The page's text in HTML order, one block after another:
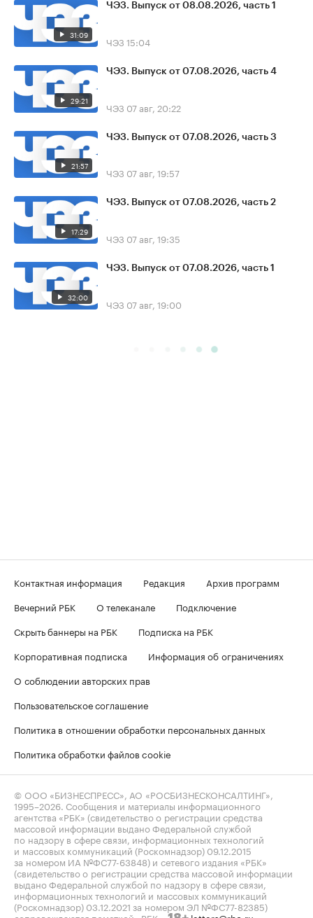
31:09
ЧЭЗ. Выпуск от 08.08.2026, часть 1
ЧЭЗ 15:04
29:21
ЧЭЗ. Выпуск от 07.08.2026, часть 4
ЧЭЗ 07 авг, 20:22
21:57
ЧЭЗ. Выпуск от 07.08.2026, часть 3
ЧЭЗ 07 авг, 19:57
17:29
ЧЭЗ. Выпуск от 07.08.2026, часть 2
ЧЭЗ 07 авг, 19:35
32:00
ЧЭЗ. Выпуск от 07.08.2026, часть 1
ЧЭЗ 07 авг, 19:00
Контактная информация Редакция
Архив программ
Вечерний РБК
О телеканале
Подключение
Скрыть баннеры на РБК
Подписка на РБК
Корпоративная подписка
Информация об ограничениях
О соблюдении авторских прав
Пользовательское соглашение
Политика в отношении обработки персональных данных
Политика обработки файлов cookie
© ООО «БИЗНЕСПРЕСС», АО «РОСБИЗНЕСКОНСАЛТИНГ»,
1995–2026 . Сообщения и материалы информационного
агентства «РБК» (свидетельство о регистрации средства
массовой информации выдано Федеральной службой
по надзору в сфере связи, информационных технологий
и массовых коммуникаций (Роскомнадзор) 09.12.2015
за номером ИА №ФС77-63848) и сетевого издания «РБК»
(свидетельство о регистрации средства массовой информации
выдано Федеральной службой по надзору в сфере связи,
информационных технологий и массовых коммуникаций
(Роскомнадзор) 03.12.2021 за номером ЭЛ №ФС77-82385)